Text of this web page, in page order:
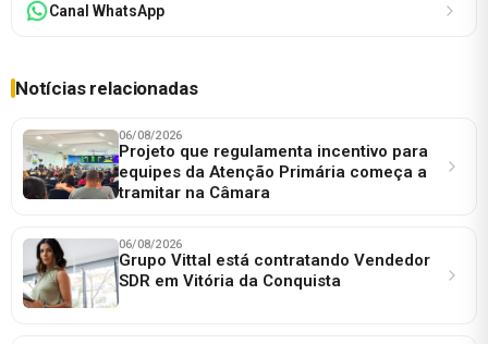
Canal WhatsApp
Notícias relacionadas
06/08/2026
Projeto que regulamenta incentivo para
equipes da Atenção Primária começa a
tramitar na Câmara
06/08/2026
Grupo Vittal está contratando Vendedor
SDR em Vitória da Conquista